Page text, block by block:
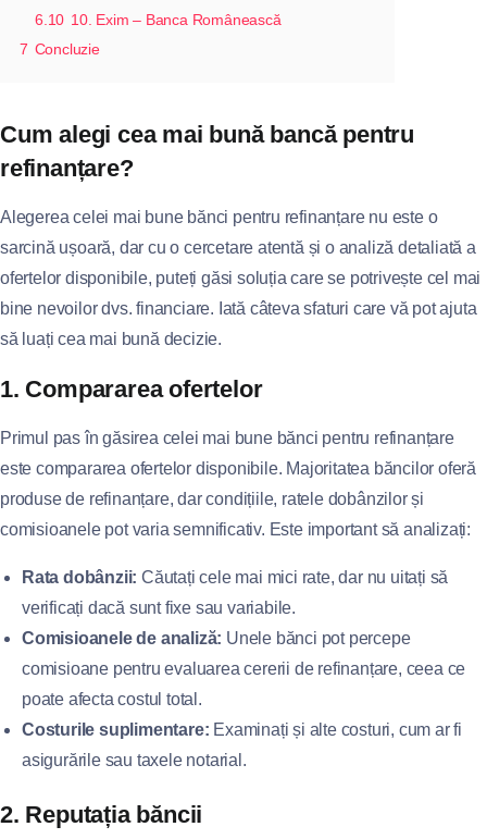
6.10 10. Exim – Banca Românească
7 Concluzie
Cum alegi cea mai bună bancă pentru
refinanțare?
Alegerea celei mai bune bănci pentru refinanțare nu este o
sarcină ușoară, dar cu o cercetare atentă și o analiză detaliată a
ofertelor disponibile, puteți găsi soluția care se potrivește cel mai
bine nevoilor dvs. financiare. Iată câteva sfaturi care vă pot ajuta
să luați cea mai bună decizie.
1. Compararea ofertelor
Primul pas în găsirea celei mai bune bănci pentru refinanțare
este compararea ofertelor disponibile. Majoritatea băncilor oferă
produse de refinanțare, dar condițiile, ratele dobânzilor și
comisioanele pot varia semnificativ. Este important să analizați:
Rata dobânzii: Căutați cele mai mici rate, dar nu uitați să
verificați dacă sunt fixe sau variabile.
Comisioanele de analiză: Unele bănci pot percepe
comisioane pentru evaluarea cererii de refinanțare, ceea ce
poate afecta costul total.
Costurile suplimentare: Examinați și alte costuri, cum ar fi
asigurările sau taxele notarial.
2. Reputația băncii